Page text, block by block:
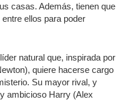
casas. Además, tienen que
ellos para poder
natural que, inspirada por
quiere hacerse cargo
Su mayor rival, y
ambicioso Harry (Alex